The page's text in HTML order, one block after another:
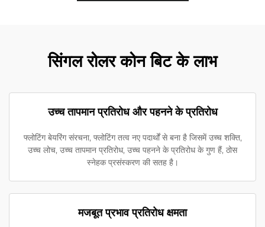
सिंगल रोलर कोन बिट के लाभ
उच्च तापमान प्रतिरोध और पहनने के प्रतिरोध
फ्लोटिंग बेयरिंग संरचना, फ्लोटिंग तत्व नए पदार्थों से बना है जिसमें उच्च शक्ति,
उच्च लोच, उच्च तापमान प्रतिरोध, उच्च पहनने के प्रतिरोध के गुण हैं, ठोस
स्नेहक प्रसंस्करण की सतह है।
मजबूत प्रभाव प्रतिरोध क्षमता